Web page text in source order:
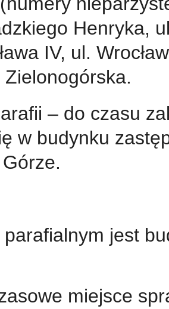
Henryka,
IV, ul.
– do czasu
w budynku
parafialnym jest
miejsce